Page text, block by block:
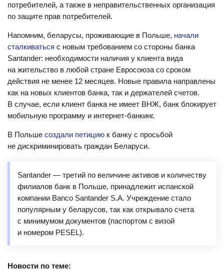
потребителей, а также в неправительственных организация
по защите прав потребителей.
Напомним, беларусы, проживающие в Польше, начали
сталкиваться с новым требованием со стороны банка
Santander: необходимости наличия у клиента вида
на жительство в любой стране Евросоюза со сроком
действия не менее 12 месяцев. Новые правила направлены
как на новых клиентов банка, так и держателей счетов.
В случае, если клиент банка не имеет ВНЖ, банк блокирует
мобильную программу и интернет-банкинг.
В Польше создали петицию к банку с просьбой
не дискриминировать граждан Беларуси.
Santander — третий по величине активов и количеству
филиалов банк в Польше, принадлежит испанской
компании Banco Santander S.A. Учреждение стало
популярным у беларусов, так как открывало счета
с минимумом документов (паспортом с визой
и номером PESEL).
Новости по теме: